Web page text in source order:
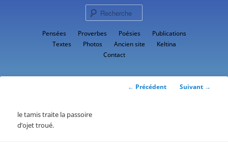
Aller
au
contenu
Pensées Proverbes Poésies
Publications
Textes
Photos Ancien site
Keltina
Contact
Navigation
← Précédent Suivant →
le tamis traite la passoire
d’ojet troué.